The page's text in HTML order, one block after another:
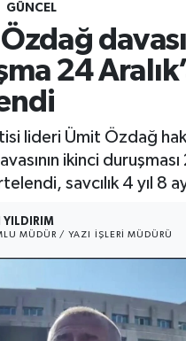
GÜNCEL
24
lideri Ümit Özdağ
ikinci duruşması
savcılık 4 yıl 8
YILDIRIM
MÜDÜR / YAZI İŞLERI MÜDÜRÜ
Lig Puan Durumu ve
Haberleri
Arşivi